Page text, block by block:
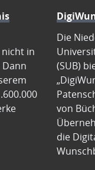
in
Die
(SUB)
von
die